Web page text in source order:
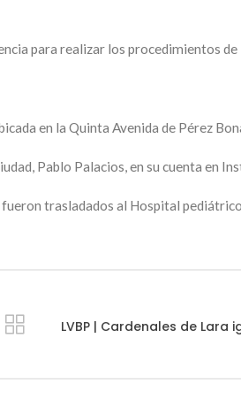
para realizar los procedimientos de
en la Quinta Avenida de Pérez
Pablo Palacios, en su cuenta en
trasladados al Hospital
LVBP | Cardenales de